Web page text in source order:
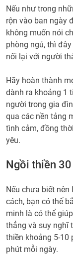
Nếu như trong
rộn vào ban ngày
không muốn nói
phòng ngủ, thì
nối lại với người
Hãy hoàn thành
dành ra khoảng 1
người trong gia
qua các nền tảng
tình cảm, đồng
yêu.
Ngồi thiền
Nếu chưa biết
cách, bạn có thể
minh là có thể
thẳng và suy nghĩ
thiền khoảng 5-10
phút mỗi ngày.